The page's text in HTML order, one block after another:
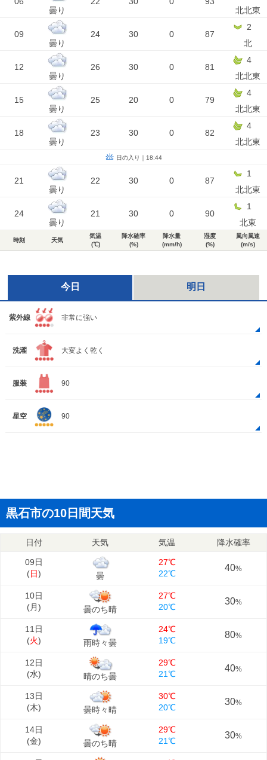
曇り
北北東
09
曇り
24 30 0 87
2
北
12
曇り
26 30 0 81
4
北北東
15
曇り
25 20 0 79
4
北北東
18
曇り
23 30 0 82
4
北北東
日の入り｜18:44
21
曇り
22 30 0 87
1
北北東
24
曇り
21 30 0 90
1
北東
時刻 天気
気温
(℃)
降水確率
(%)
降水量
(mm/h)
湿度
(%)
風向風速
(m/s)
今日 明日
紫外線 非常に強い
洗濯 大変よく乾く
服装 90
星空 90
黒石市の10日間天気
日付 天気 気温 降水確率
09日
(日) 曇
27℃
22℃
40%
10日
(月) 曇のち晴
27℃
20℃
30%
11日
(火) 雨時々曇
24℃
19℃
80%
12日
(水) 晴のち曇
29℃
21℃
40%
13日
(木) 曇時々晴
30℃
20℃
30%
14日
(金) 曇のち晴
29℃
21℃
30%